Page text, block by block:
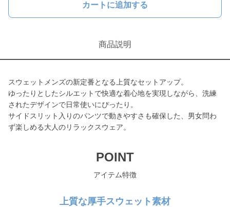
カートに追加する
商品説明
スウェットメンズの新定番となる上質なセットアップ。
ゆったりとしたシルエットで快適な着心地を実現しながら、洗練
されたデザインで日常使いにぴったり。
サイドスリット入りのパンツで動きやすさも確保した、男女問わ
ず楽しめる大人のリラックスウェア。
POINT
アイテム特徴
上質な厚手スウェット素材